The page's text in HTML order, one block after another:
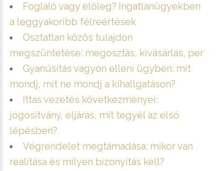
Foglaló vagy előleg? Ingatlanügyekben
a leggyakoribb félreértések
Osztatlan közös tulajdon
megszüntetése: megosztás, kivásárlás, per
Gyanúsítás vagyon elleni ügyben: mit
mondj, mit ne mondj a kihallgatáson?
Ittas vezetés következményei:
jogosítvány, eljárás, mit tegyél az első
lépésben?
Végrendelet megtámadása: mikor van
realitása és milyen bizonyítás kell?